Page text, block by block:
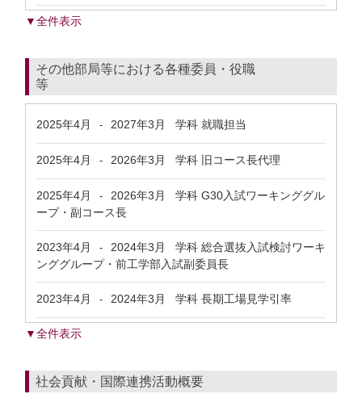
▼全件表示
その他部局等における各種委員・役職
等
2025年4月 - 2027年3月 学科 就職担当
2025年4月 - 2026年3月 学科 旧コース長代理
2025年4月 - 2026年3月
学科 G30入試ワーキンググル
ープ・副コース長
2023年4月 - 2024年3月
学科 総合選抜入試検討ワーキ
ンググループ・前工学部入試副委員長
2023年4月 - 2024年3月 学科 長期工場見学引率
▼全件表示
社会貢献・国際連携活動概要